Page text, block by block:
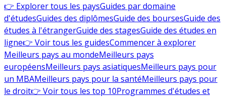
👉 Explorer tous les paysGuides par domaine
d'étudesGuides des diplômesGuide des boursesGuide des
études à l'étrangerGuide des stagesGuide des études en
ligne👉 Voir tous les guidesCommencer à explorer
Meilleurs pays au mondeMeilleurs pays
européensMeilleurs pays asiatiquesMeilleurs pays pour
un MBAMeilleurs pays pour la santéMeilleurs pays pour
le droit👉 Voir tous les top 10Programmes d'études et